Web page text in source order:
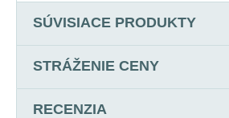
SÚVISIACE PRODUKTY
STRÁŽENIE CENY
RECENZIA